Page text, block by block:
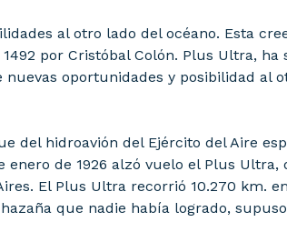
al otro lado del océano. Esta
por Cristóbal Colón. Plus Ultra, ha
oportunidades y posibilidad al
del hidroavión del Ejército del Aire
de 1926 alzó vuelo el Plus Ultra,
El Plus Ultra recorrió 10.270 km.
que nadie había logrado,